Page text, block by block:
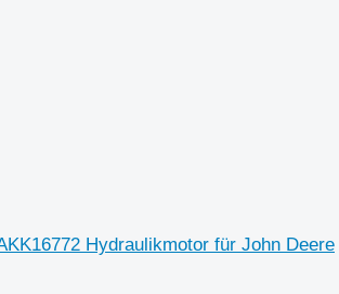
Hydraulikmotor für John Deere